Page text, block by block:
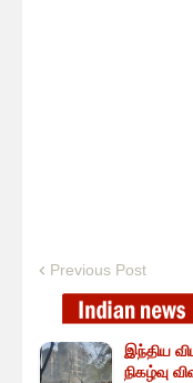
Previous Post
இந்திய
நிகழ்வு